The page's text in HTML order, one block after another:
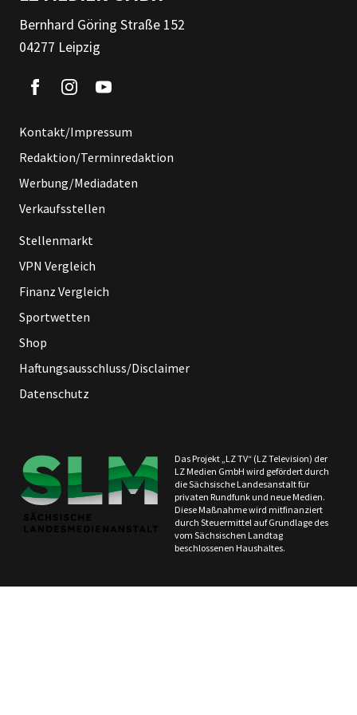
Bernhard Göring Straße 152
04277 Leipzig
Kontakt/Impressum
Redaktion/Terminredaktion
Werbung/Mediadaten
Verkaufsstellen
Stellenmarkt
VPN Vergleich
Finanz Vergleich
Sportwetten
Shop
Haftungsausschluss/Disclaimer
Datenschutz
Das Projekt „LZ TV“ (LZ Television) der
LZ Medien GmbH wird gefördert durch
die Sächsische Landesanstalt für
privaten Rundfunk und neue Medien.
Diese Maßnahme wird mitfinanziert
durch Steuermittel auf Grundlage des
vom Sächsischen Landtag
beschlossenen Haushaltes.